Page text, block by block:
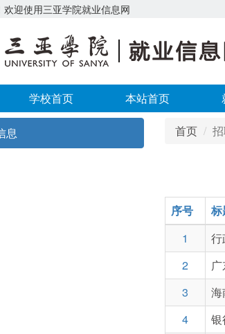
欢迎使用三亚学院就业信息网
学校首页 本站首页
息 首页
序号 标
1
行
2
3
海
4
银